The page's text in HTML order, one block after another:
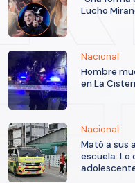
Lucho
Nacional
Hombre
en La
Nacional
Mató a sus
escuela: Lo